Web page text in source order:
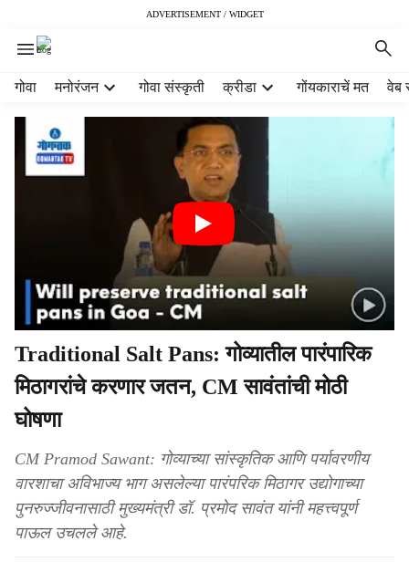
ADVERTISEMENT / WIDGET
गोवा मनोरंजन गोवा संस्कृती क्रीडा गोंयकाराचें मत वेब
Traditional Salt Pans: गोव्यातील पारंपारिक
मिठागरांचे करणार जतन, CM सावंतांची मोठी
घोषणा
CM Pramod Sawant: गोव्याच्या सांस्कृतिक आणि पर्यावरणीय
वारशाचा अविभाज्य भाग असलेल्या पारंपरिक मिठागर उद्योगाच्या
पुनरुज्जीवनासाठी मुख्यमंत्री डॉ. प्रमोद सावंत यांनी महत्त्वपूर्ण
पाऊल उचलले आहे.